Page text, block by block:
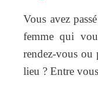
Vous avez
femme qui
rendez-vous ou
lieu ? Entre